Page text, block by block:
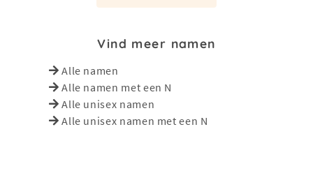
Vind meer namen
Alle namen
Alle namen met een N
Alle unisex namen
Alle unisex namen met een N